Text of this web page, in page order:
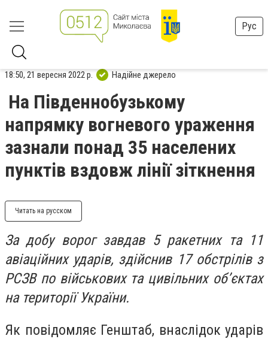
Рус
18:50, 21 вересня 2022 р. Надійне джерело
На Південнобузькому
напрямку вогневого ураження
зазнали понад 35 населених
пунктів вздовж лінії зіткнення
Читать на русском
За добу ворог завдав 5 ракетних та 11
авіаційних ударів, здійснив 17 обстрілів з
РСЗВ по військових та цивільних об’єктах
на території України.
Як повідомляє Генштаб, внаслідок ударів